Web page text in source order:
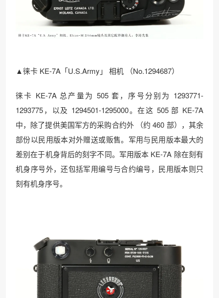
▲徕卡 KE-7A「U.S.Army」 相机 （No.1294687）
徕卡 KE-7A 总产量为 505 套，序号分别为 1293771-
1293775，以及 1294501-1295000。在这 505 部 KE-7A
中，除了提供美国军方的采购合约外 （约 460 部），其余
部份以民用版本对外赠送或贩售。军用与民用版本最大的
差别在于机身背后的刻字不同。军用版本 KE-7A 除在刻有
机身序号外，还包括军用编号与合约编号，民用版本则只
刻有机身序号。